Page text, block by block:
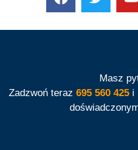
Masz
Zadzwoń teraz 695 560 425 i